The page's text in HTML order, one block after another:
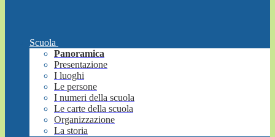
Scuola
Panoramica
Presentazione
I luoghi
Le persone
I numeri della scuola
Le carte della scuola
Organizzazione
La storia